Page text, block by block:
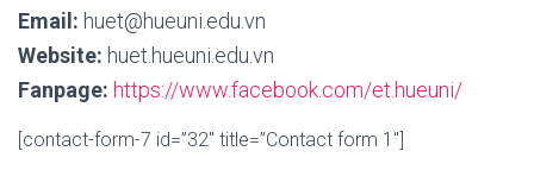
Email: huet@hueuni.edu.vn
Website: huet.hueuni.edu.vn
Fanpage: https://www.facebook.com/et.hueuni/
[contact-form-7 id=”32″ title=”Contact form 1″]